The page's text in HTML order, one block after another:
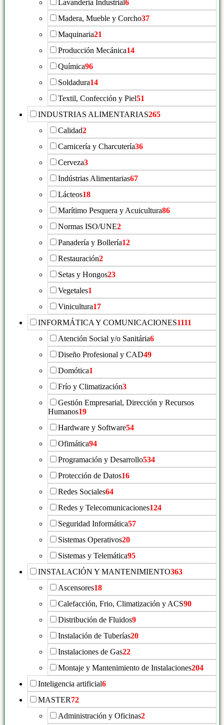
Lavanderia Industrial6
Madera, Mueble y Corcho37
Maquinaria21
Producción Mecánica14
Química96
Soldadura14
Textil, Confección y Piel51
INDUSTRIAS ALIMENTARIAS265
Calidad2
Carnicería y Charcutería36
Cerveza3
Indústrias Alimentarias67
Lácteos18
Marítimo Pesquera y Acuicultura86
Normas ISO/UNE2
Panadería y Bollería12
Restauración2
Setas y Hongos23
Vegetales1
Vinicultura17
INFORMÁTICA Y COMUNICACIONES1111
Atención Social y/o Sanitária6
Diseño Profesional y CAD49
Domótica1
Frío y Climatización3
Gestión Empresarial, Dirección y Recursos
Humanos19
Hardware y Software54
Ofimática94
Programación y Desarrollo534
Protección de Datos16
Redes Sociales64
Redes y Telecomunicaciones124
Seguridad Informática57
Sistemas Operativos20
Sistemas y Telemática95
INSTALACIÓN Y MANTENIMIENTO363
Ascensores18
Calefacción, Frio, Climatización y ACS90
Distribución de Fluidos9
Instalación de Tuberías20
Instalaciones de Gas22
Montaje y Mantenimiento de Instalaciones204
Inteligencia artificial6
MASTER72
Administración y Oficinas2